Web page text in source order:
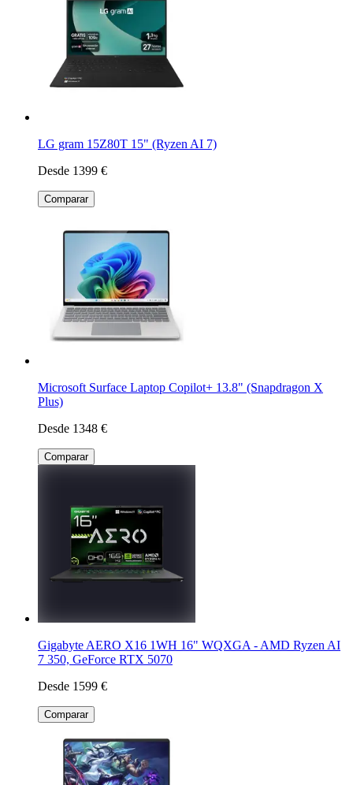
LG gram 15Z80T 15" (Ryzen AI 7)
Desde 1399 €
Comparar
Microsoft Surface Laptop Copilot+ 13.8" (Snapdragon X
Plus)
Desde 1348 €
Comparar
Gigabyte AERO X16 1WH 16" WQXGA - AMD Ryzen AI
7 350, GeForce RTX 5070
Desde 1599 €
Comparar